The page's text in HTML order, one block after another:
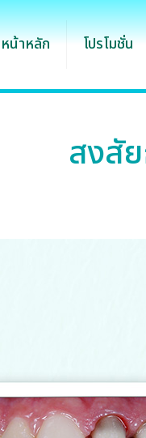
หน้าหลัก โปรโมชั่น
สงสั